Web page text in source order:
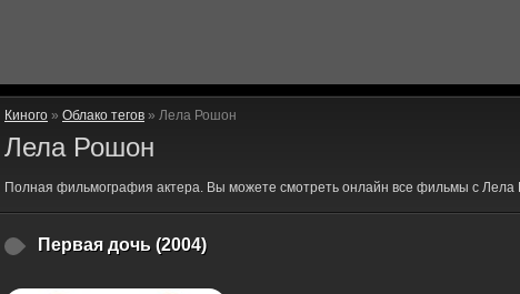
Киного » Облако тегов » Лела Рошон
Лела Рошон
Полная фильмография актера. Вы можете смотреть онлайн все фильмы с
Первая дочь (2004)